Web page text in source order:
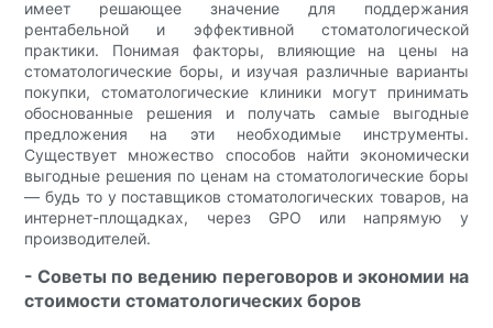
имеет решающее значение для поддержания
рентабельной и эффективной стоматологической
практики. Понимая факторы, влияющие на цены на
стоматологические боры, и изучая различные варианты
покупки, стоматологические клиники могут принимать
обоснованные решения и получать самые выгодные
предложения на эти необходимые инструменты.
Существует множество способов найти экономически
выгодные решения по ценам на стоматологические боры
— будь то у поставщиков стоматологических товаров, на
интернет-площадках, через GPO или напрямую у
производителей.
- Советы по ведению переговоров и экономии на
стоимости стоматологических боров